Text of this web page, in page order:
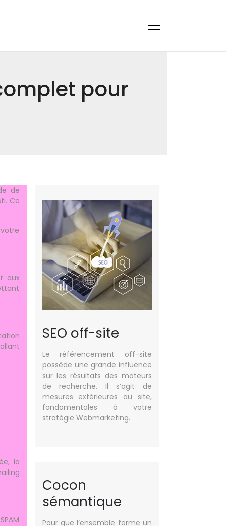
pour
de
Ce
aux
la
SEO off-site
Le référencement off-site
possède une grande influence
sur les résultats des moteurs
de recherche. Il s’agit de
mesures extérieures au site,
fondamentales à votre
stratégie Webmarketing.
Cocon
sémantique
Pour que l’ensemble forme un